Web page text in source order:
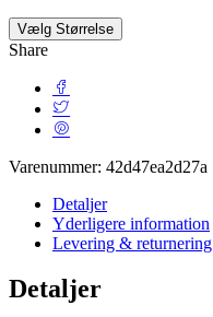
Vælg Størrelse
Share
Varenummer: 42d47ea2d27a
Detaljer
Yderligere information
Levering & returnering
Detaljer